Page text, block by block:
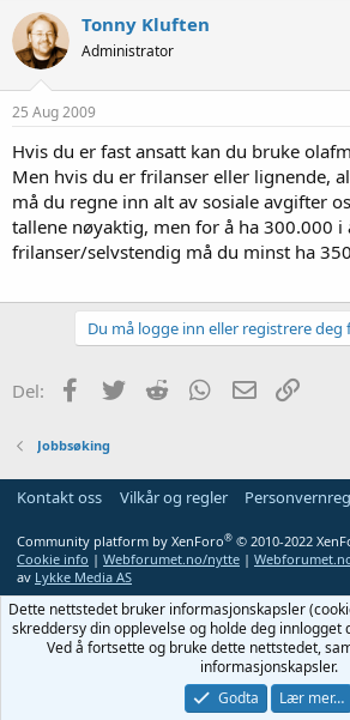
Tonny Kluften
Administrator
25 Aug 2009
Hvis du er fast ansatt kan du bruke
Men hvis du er frilanser eller lignende,
må du regne inn alt av sosiale avgifter
tallene nøyaktig, men for å ha 300.000 i
frilanser/selvstendig må du minst ha
Du må logge inn eller registrere deg
Del: Facebook
Twitter Reddit WhatsApp
E-post
Jobbsøking
Kontakt oss Vilkår og regler
Community platform by XenForo® © 2010-2022
Cookie info | Webforumet.no/nytte |
av Lykke Media AS
Dette nettstedet bruker informasjonskapsler
skreddersy din opplevelse og holde deg
Ved å fortsette og bruke dette nettstedet,
informasjonskapsler.
Godta
Lær mer…